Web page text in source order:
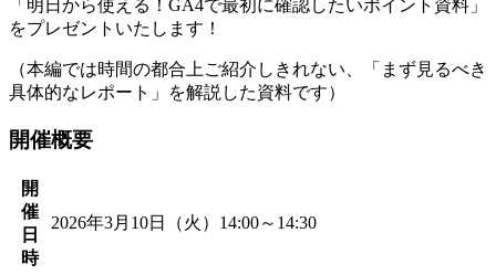
「明日から使える！GA4で最初に確認したいポイント資料」
をプレゼントいたします！
（本編では時間の都合上ご紹介しきれない、「まず見るべき
具体的なレポート」を解説した資料です）
開催概要
開
催
日
時
2026年3月10日（火）14:00～14:30